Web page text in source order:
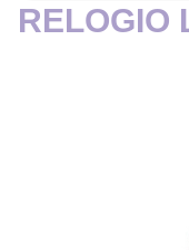
RELOGIO